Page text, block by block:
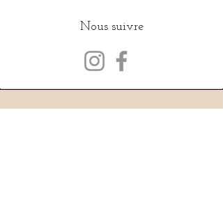
Nous suivre